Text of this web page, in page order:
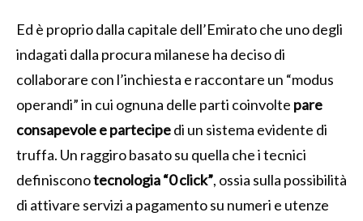
Ed è proprio dalla capitale dell’Emirato che uno degli
indagati dalla procura milanese ha deciso di
collaborare con l’inchiesta e raccontare un “modus
operandi” in cui ognuna delle parti coinvolte pare
consapevole e partecipedi un sistema evidente di
truffa. Un raggiro basato su quella che i tecnici
definisconotecnologia “0 click”, ossia sulla possibilità
di attivare servizi a pagamento su numeri e utenze